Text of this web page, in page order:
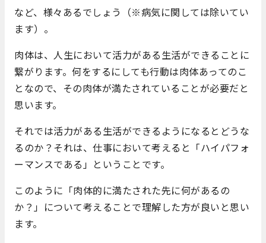
など、様々あるでしょう（※病気に関しては除いてい
ます）。
肉体は、人生において活力がある生活ができることに
繋がります。何をするにしても行動は肉体あってのこ
となので、その肉体が満たされていることが必要だと
思います。
それでは活力がある生活ができるようになるとどうな
るのか？それは、仕事において考えると「ハイパフォ
ーマンスである」ということです。
このように「肉体的に満たされた先に何があるの
か？」について考えることで理解した方が良いと思い
ます。